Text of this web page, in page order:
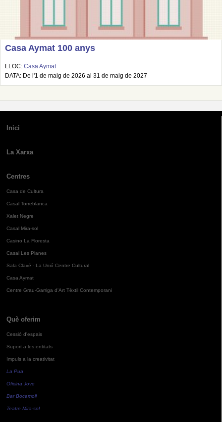
Casa Aymat 100 anys
LLOC: Casa Aymat
DATA: De l'1 de maig de 2026 al 31 de maig de 2027
Inici
La Xarxa
Centres
Casa de Cultura
Casal Torreblanca
Xalet Negre
Casal Mira-sol
Casino La Floresta
Casal Les Planes
Sala Clavé - La Unió Centre Cultural
Casa Aymat
Centre Grau-Garriga d'Art Tèxtil Contemporani
Què oferim
Cessió d'espais
Suport a les entitats
Impuls a la creativitat
La Pua
Oficina Jove
Bar Bocamoll
Teatre Mira-sol